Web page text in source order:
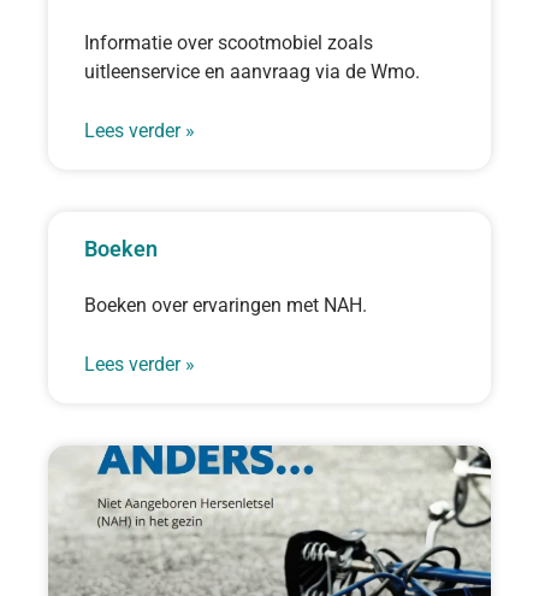
Informatie over scootmobiel zoals
uitleenservice en aanvraag via de Wmo.
Lees verder »
Boeken
Boeken over ervaringen met NAH.
Lees verder »